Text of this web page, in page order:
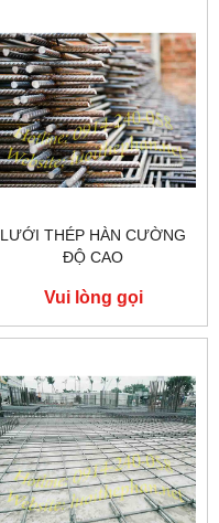
LƯỚI THÉP HÀN CƯỜNG
ĐỘ CAO
Vui lòng gọi